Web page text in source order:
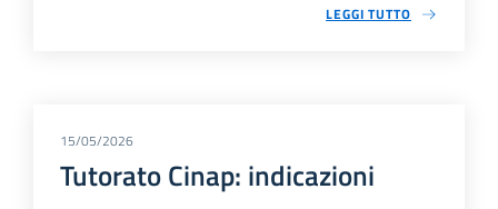
LEGGI TUTTO
15/05/2026
Tutorato Cinap: indicazioni